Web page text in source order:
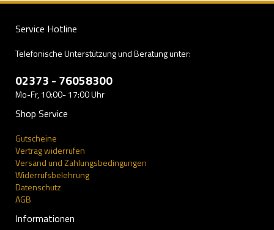
Service Hotline
Telefonische Unterstützung und Beratung unter:
02373 - 76058300
Mo-Fr, 10:00- 17:00 Uhr
Shop Service
Gutscheine
Vertrag widerrufen
Versand und Zahlungsbedingungen
Widerrufsbelehrung
Datenschutz
AGB
Informationen